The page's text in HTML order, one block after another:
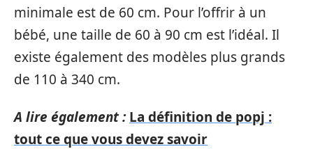
minimale est de 60 cm. Pour l’offrir à un
bébé, une taille de 60 à 90 cm est l’idéal. Il
existe également des modèles plus grands
de 110 à 340 cm.
A lire également : La définition de popj :
tout ce que vous devez savoir